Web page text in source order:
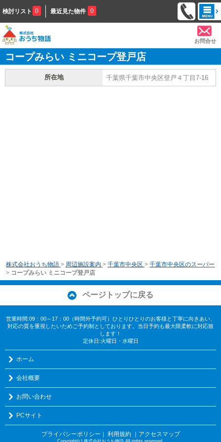
検討リスト 0 最近見た物件 0
お問合せ
コープみらい ミニコープ登戸店
所在地 千葉県千葉市中央区登戸４丁目7-16
株式会社おうち物語 > 周辺施設案内 > 千葉市中央区 > 千葉市中央区のスーパー
> コープみらい ミニコープ登戸店
ページトップに戻る
営業時間:09：00～17：00（時間外予約可）ひとりひとりのお客様と丁寧に向きあい、
対応の質を重視したいためご予約制としております。当日予約も最大限柔軟に対応致
します！
定休日:火曜日・水曜日
ホーム
会社概要
お問い合わせ
PCサイト
プライバシーポリシー ｜ 利用規約 ｜アクセスマップ
Copyright(c) 株式会社おうち物語 All rights reserved.